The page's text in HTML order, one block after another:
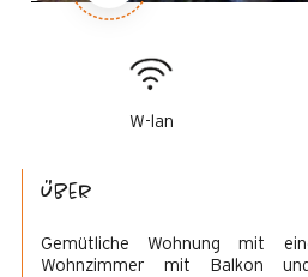
W-lan
Über
Gemütliche Wohnung mit
Wohnzimmer mit Balkon